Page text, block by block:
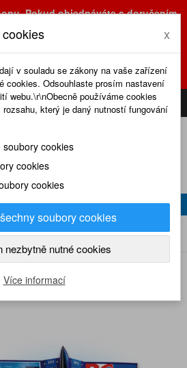
Pokud objednáváte s doručením
- kliknutím na slovenskou vlajku)
místo a kancelář jsou nyní na adrese
(+420) 222 723 388, 774 777 794.
SK PŘIHLÁSIT KOŠÍK
RC REVUE 2003
ročník RC revue 2003
x
v souladu se zákony na vaše zařízení
cookies. Odsouhlaste prosím nastavení
webu.\r\nObecně používáme cookies
který je daný nutností fungování
cookies
cookies
cookies
soubory cookies
nezbytně nutné cookies
Více informací